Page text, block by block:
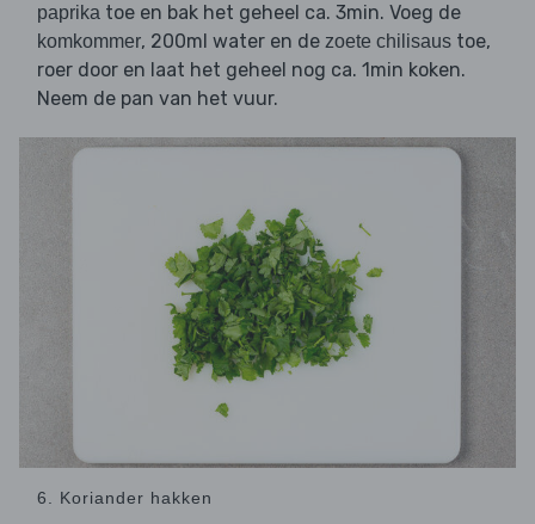
paprika toe en bak het geheel ca. 3min. Voeg de
komkommer, 200ml water en de zoete chilisaus toe,
roer door en laat het geheel nog ca. 1min koken.
Neem de pan van het vuur.
6. Koriander hakken